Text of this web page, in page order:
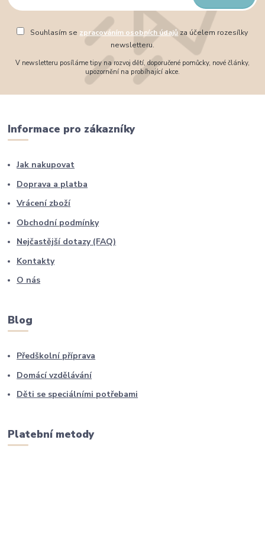
Souhlasím se zpracováním osobních údajůza účelem rozesílky
newsletteru.
V newsletteru posíláme tipy na rozvoj dětí, doporučené pomůcky, nové články,
upozornění na probíhající akce.
Informace pro zákazníky
Jak nakupovat
Doprava a platba
Vrácení zboží
Obchodní podmínky
Nejčastější dotazy (FAQ)
Kontakty
O nás
Blog
Předškolní příprava
Domácí vzdělávání
Děti se speciálními potřebami
Platební metody